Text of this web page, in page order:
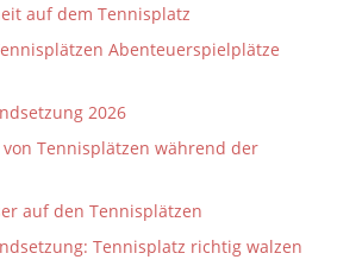
auf dem Tennisplatz
Abenteuerspielplätze
2026
von Tennisplätzen während der
auf den Tennisplätzen
Tennisplatz richtig walzen